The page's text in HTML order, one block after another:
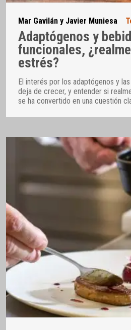
Mar Gavilán y Javier Muniesa
Adaptógenos y
funcionales,
estrés?
El interés por los adaptógenos y
deja de crecer, y entender si
se ha convertido en una cuestión